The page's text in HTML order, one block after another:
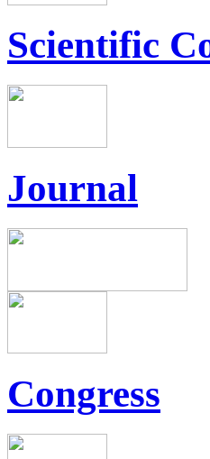
Scientific
Journal
Congress